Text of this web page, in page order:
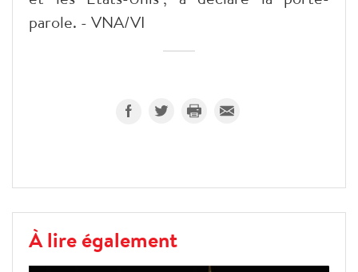
parole. - VNA/VI
À lire également